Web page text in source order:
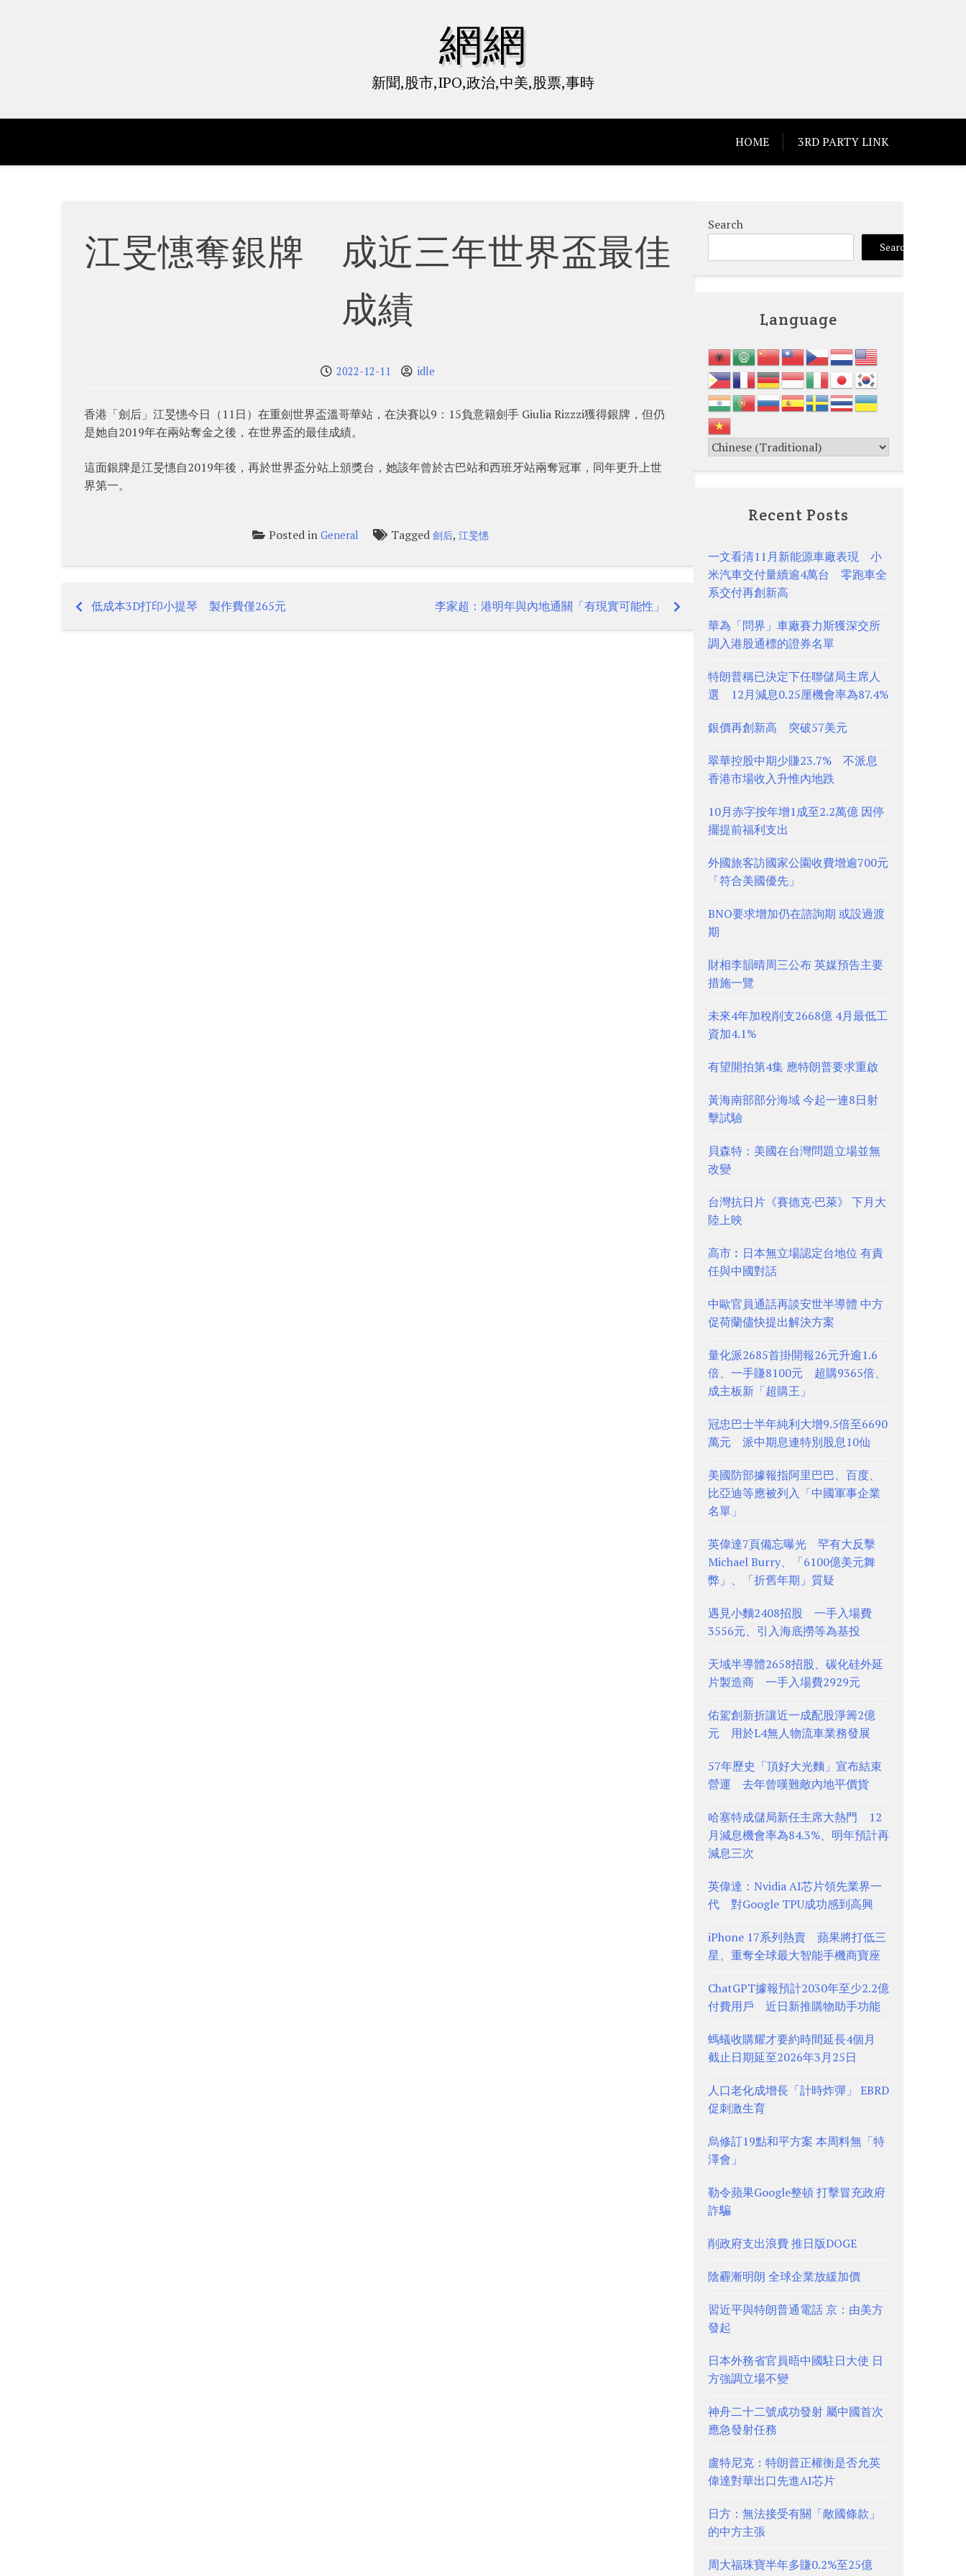
網網
新聞,股市,IPO,政治,中美,股票,事時
HOME 3RD PARTY LINK
江旻憓奪銀牌 成近三年世界盃最佳
成績
2022-12-11 idle
香港「劍后」江旻憓今日（11日）在重劍世界盃溫哥華站，在決賽以9：15負意籍劍手 Giulia Rizzzi獲得銀牌，但仍
是她自2019年在兩站奪金之後，在世界盃的最佳成績。
這面銀牌是江旻憓自2019年後，再於世界盃分站上頒獎台，她該年曾於古巴站和西班牙站兩奪冠軍，同年更升上世
界第一。
Posted inGeneral Tagged劍后,江旻憓
Post
低成本3D打印小提琴 製作費僅265元 李家超：港明年與內地通關「有現實可能性」
Search
Search
Language
Recent Posts
一文看清11月新能源車廠表現 小
米汽車交付量續逾4萬台 零跑車全
系交付再創新高
華為「問界」車廠賽力斯獲深交所
調入港股通標的證券名單
特朗普稱已決定下任聯儲局主席人
選 12月減息0.25厘機會率為87.4%
銀價再創新高 突破57美元
翠華控股中期少賺23.7% 不派息
香港市場收入升惟內地跌
10月赤字按年增1成至2.2萬億 因停
擺提前福利支出
外國旅客訪國家公園收費增逾700元
「符合美國優先」
BNO要求增加仍在諮詢期 或設過渡
期
財相李韻晴周三公布 英媒預告主要
措施一覽
未來4年加稅削支2668億 4月最低工
資加4.1%
有望開拍第4集 應特朗普要求重啟
黃海南部部分海域 今起一連8日射
擊試驗
貝森特：美國在台灣問題立場並無
改變
台灣抗日片《賽德克·巴萊》 下月大
陸上映
高市︰日本無立場認定台地位 有責
任與中國對話
中歐官員通話再談安世半導體 中方
促荷蘭儘快提出解決方案
量化派2685首掛開報26元升逾1.6
倍、一手賺8100元 超購9365倍、
成主板新「超購王」
冠忠巴士半年純利大增9.5倍至6690
萬元 派中期息連特別股息10仙
美國防部據報指阿里巴巴、百度、
比亞迪等應被列入「中國軍事企業
名單」
英偉達7頁備忘曝光 罕有大反擊
Michael Burry、「6100億美元舞
弊」、「折舊年期」質疑
遇見小麵2408招股 一手入場費
3556元、引入海底撈等為基投
天域半導體2658招股、碳化硅外延
片製造商 一手入場費2929元
佑駕創新折讓近一成配股淨籌2億
元 用於L4無人物流車業務發展
57年歷史「頂好大光麵」宣布結束
營運 去年曾嘆難敵內地平價貨
哈塞特成儲局新任主席大熱門 12
月減息機會率為84.3%、明年預計再
減息三次
英偉達：Nvidia AI芯片領先業界一
代 對Google TPU成功感到高興
iPhone 17系列熱賣 蘋果將打低三
星、重奪全球最大智能手機商寶座
ChatGPT據報預計2030年至少2.2億
付費用戶 近日新推購物助手功能
螞蟻收購耀才要約時間延長4個月
截止日期延至2026年3月25日
人口老化成增長「計時炸彈」 EBRD
促刺激生育
烏修訂19點和平方案 本周料無「特
澤會」
勒令蘋果Google整頓 打擊冒充政府
詐騙
削政府支出浪費 推日版DOGE
陰霾漸明朗 全球企業放緩加價
習近平與特朗普通電話 京：由美方
發起
日本外務省官員晤中國駐日大使 日
方強調立場不變
神舟二十二號成功發射 屬中國首次
應急發射任務
盧特尼克：特朗普正權衡是否允英
偉達對華出口先進AI芯片
日方：無法接受有關「敵國條款」
的中方主張
周大福珠寶半年多賺0.2%至25億